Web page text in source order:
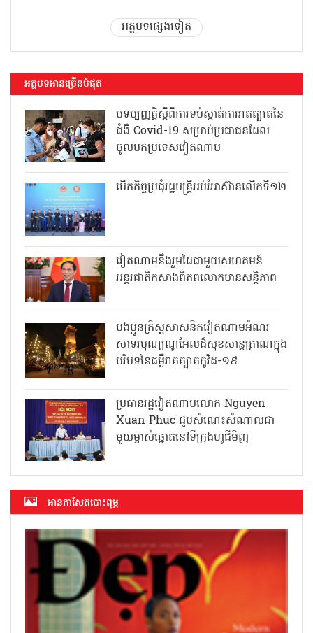
អត្ថបទផ្សេងទៀត
អត្ថបទអានច្រើនបំផុត
បទប្បញ្ញត្តិស្តីពីការទប់ស្កាត់ការរាតត្បាតនៃ
ជំងឺ Covid-19 សម្រាប់ប្រជាជនដែល
ចូលមកប្រទេសវៀតណាម
បើកកិច្ចប្រជុំរដ្ឋមន្ត្រីអប់រំអាស៊ានលើកទី១២
វៀតណាមនឹងរួមដៃជាមួយសហគមន៍
អន្តរជាតិកសាងពិភពលោកមានសន្តិភាព
បងប្អូនគ្រិស្តសាសនិកវៀតណាមអំណរ
សាទរបុណ្យណូអែលដ៏សុខសាន្តត្រាណក្នុង
បរិបទនៃជម្ងឺរាតត្បាតកូវីដ-១៩
ប្រធានរដ្ឋវៀតណាមលោក Nguyen
Xuan Phuc ជួបសំណេះសំណាលជា
មួយម្ចាស់ឆ្នោតនៅទីក្រុងហូជីមិញ
អាន​កាសែត​បោះពុម្ភ